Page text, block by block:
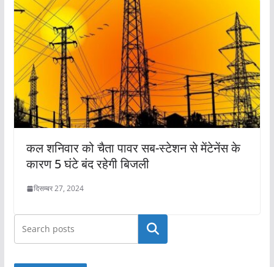
कल शनिवार को चैता पावर सब-स्टेशन से मेंटेनेंस के
कारण 5 घंटे बंद रहेगी बिजली
दिसम्बर 27, 2024
खोजें